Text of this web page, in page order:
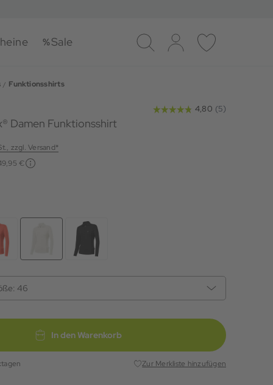
Sale
Suche Log-in Merkliste
Funktionsshirts
Damen Funktionsshirt
zzgl. Versand*
€
46
In den Warenkorb
Zur Merkliste hinzufügen